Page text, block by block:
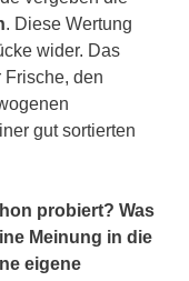
. Diese Wertung
wider. Das
Frische, den
gut sortierten
probiert? Was
Meinung in die
eigene